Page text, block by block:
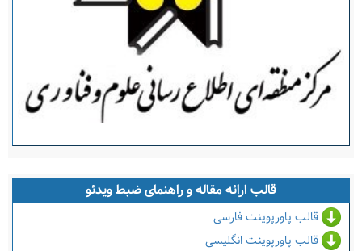
قالب ارائه مقاله و راهنمای ضبط ویدئو
قالب پاورپوینت فارسی
قالب پاورپوینت انگلیسی